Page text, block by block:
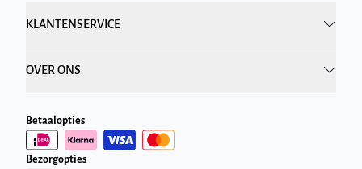
KLANTENSERVICE
OVER ONS
Betaalopties
Bezorgopties